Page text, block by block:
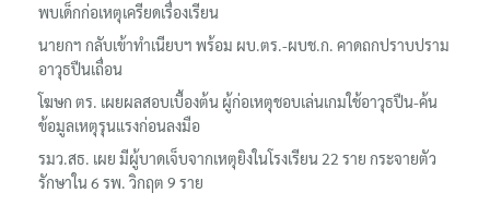
พบเด็กก่อเหตุเครียดเรื่องเรียน
นายกฯ กลับเข้าทำเนียบฯ พร้อม ผบ.ตร.-ผบช.ก. คาดถกปราบปราม
อาวุธปืนเถื่อน
โฆษก ตร. เผยผลสอบเบื้องต้น ผู้ก่อเหตุชอบเล่นเกมใช้อาวุธปืน-ค้น
ข้อมูลเหตุรุนแรงก่อนลงมือ
รมว.สธ. เผย มีผู้บาดเจ็บจากเหตุยิงในโรงเรียน 22 ราย กระจายตัว
รักษาใน 6 รพ. วิกฤต 9 ราย